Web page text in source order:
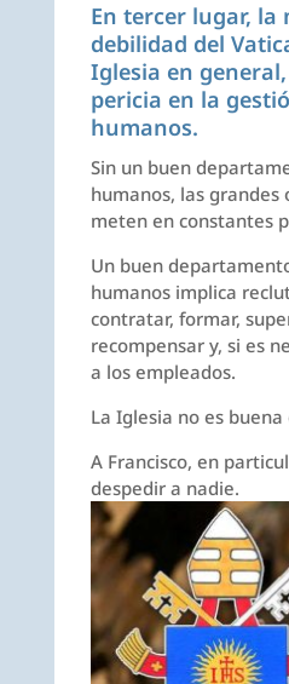
En tercer lugar, la
debilidad del
Iglesia en
pericia en la
humanos.
Sin un buen
humanos, las grandes
meten en constantes
Un buen
humanos implica
contratar, formar,
recompensar y, si es
a los empleados.
La Iglesia no es
A Francisco, en
despedir a nadie.